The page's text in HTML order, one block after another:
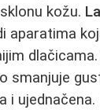
kožu.
aparatima
dlačicama.
smanjuje
i ujednačena.